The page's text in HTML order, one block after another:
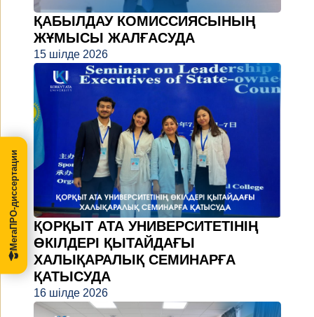
ҚАБЫЛДАУ КОМИССИЯСЫНЫҢ
ЖҰМЫСЫ ЖАЛҒАСУДА
15 шілде 2026
ҚОРҚЫТ АТА УНИВЕРСИТЕТІНІҢ
ӨКІЛДЕРІ ҚЫТАЙДАҒЫ
ХАЛЫҚАРАЛЫҚ СЕМИНАРҒА
ҚАТЫСУДА
16 шілде 2026
МегаПРО-диссертации